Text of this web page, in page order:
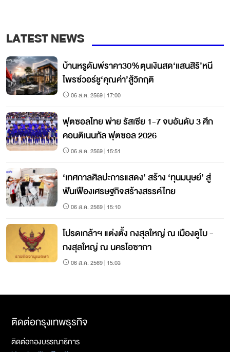
LATEST NEWS
บ้านหรูดัมพ์ราคา30%ตุนเงินสด‘แสนสิริ’หนี
ไพรซ์วอร์ชู‘คุณค่า’สู้วิกฤติ
06 ส.ค. 2569 | 17:00
ฟุตซอลไทย พ่าย รัสเซีย 1-7 จบอันดับ 3 ศึก
คอนติเนนทัล ฟุตซอล 2026
06 ส.ค. 2569 | 15:51
‘เทศกาลศิลปะการแสดง’ สร้าง ‘ทุนมนุษย์’ สู่
ฟันเฟืองเศรษฐกิจสร้างสรรค์ไทย
06 ส.ค. 2569 | 15:10
โปรดเกล้าฯ แต่งตั้ง กงสุลใหญ่ ณ เมืองดูไบ -
กงสุลใหญ่ ณ นครโอซากา
06 ส.ค. 2569 | 15:03
ติดต่อกรุงเทพธุรกิจ
ติดต่อกองบรรณาธิการ